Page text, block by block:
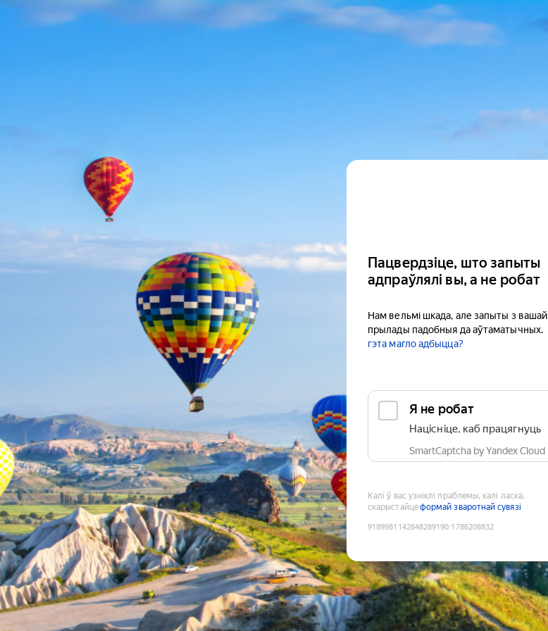
Пацвердзіце, што запыты
адпраўлялі вы, а не робат
Нам вельмі шкада, але запыты з вашай
прылады падобныя да аўтаматычных.
гэта магло адбыцца?
Я не робат
Націсніце, каб працягнуць
SmartCaptcha by Yandex Cloud
Калі ў вас узніклі праблемы, калі ласка,
скарыстайцеформай зваротнай сувязі
9189981142848289190:1786208832